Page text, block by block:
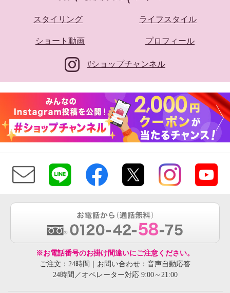
スタイリング ライフスタイル
ショート動画 プロフィール
#ショップチャンネル
※お電話番号のお掛け間違いにご注意ください。
ご注文：24時間｜お問い合わせ：音声自動応答
24時間／オペレーター対応 9:00～21:00